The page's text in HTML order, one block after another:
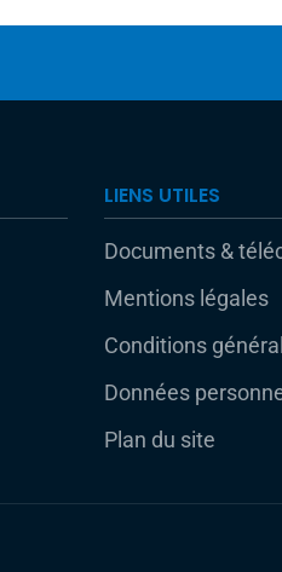
LIENS UTILES
Documents &
Mentions légales
Conditions
Données
Plan du site